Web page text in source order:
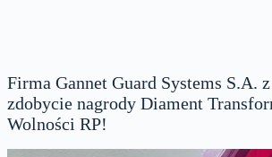
Firma Gannet Guard Systems S.A.
zdobycie nagrody Diament
Wolności RP!